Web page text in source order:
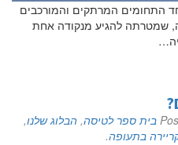
התחומים המרתקים והמורכבים
שמטרתה להגיע מנקודה אחת
בית ספר לטיסה, הבלוג שלנו,
בתעופה.